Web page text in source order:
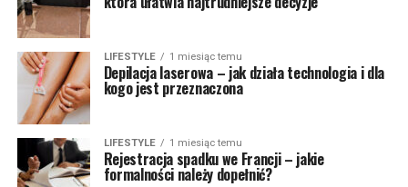
LIFESTYLE 1 miesiąc temu
Depilacja laserowa – jak działa technologia i dla
kogo jest przeznaczona
LIFESTYLE 1 miesiąc temu
Rejestracja spadku we Francji – jakie
formalności należy dopełnić?